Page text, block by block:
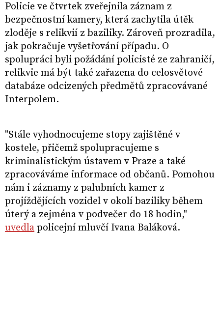
Policie ve čtvrtek zveřejnila záznam z
bezpečnostní kamery, která zachytila útěk
zloděje s relikvií z baziliky. Zároveň prozradila,
jak pokračuje vyšetřování případu. O
spolupráci byli požádání policisté ze zahraničí,
relikvie má být také zařazena do celosvětové
databáze odcizených předmětů zpracovávané
Interpolem.
"Stále vyhodnocujeme stopy zajištěné v
kostele, přičemž spolupracujeme s
kriminalistickým ústavem v Praze a také
zpracováváme informace od občanů. Pomohou
nám i záznamy z palubních kamer z
projíždějících vozidel v okolí baziliky během
úterý a zejména v podvečer do 18 hodin,"
uvedla policejní mluvčí Ivana Baláková.